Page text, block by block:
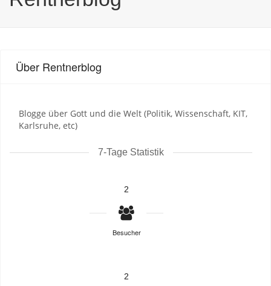
Über Rentnerblog
Blogge über Gott und die Welt (Politik, Wissenschaft, KIT,
Karlsruhe, etc)
7-Tage Statistik
2
Besucher
2